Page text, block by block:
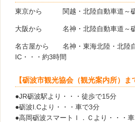
東京から 関越・北陸自動車道～砺
大阪から 名神・北陸自動車道～砺
名古屋から 名神・東海北陸・北陸
IC・・・約3時間
【砺波市観光協会（観光案内所）ま
●JR砺波駅より・・・徒歩で15分
●砺波I.Cより・・・車で3分
●高岡砺波スマートＩ．Ｃより・・・